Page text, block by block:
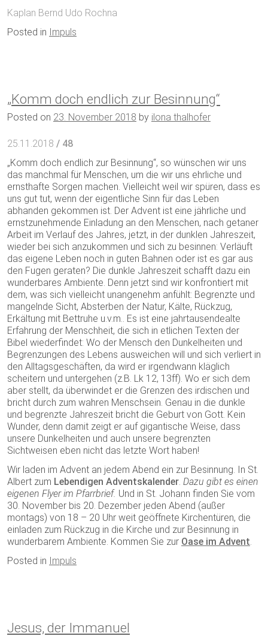
Kaplan Bernd Udo Rochna
Posted in Impuls
„Komm doch endlich zur Besinnung“
Posted on 23. November 2018 by ilona thalhofer
25.11.2018 / 48
„Komm doch endlich zur Besinnung“, so wünschen wir uns
das manchmal für Menschen, um die wir uns ehrliche und
ernsthafte Sorgen machen. Vielleicht weil wir spüren, dass es
uns gut tut, wenn der eigentliche Sinn für das Leben
abhanden gekommen ist. Der Advent ist eine jährliche und
ernstzunehmende Einladung an den Menschen, nach getaner
Arbeit im Verlauf des Jahres, jetzt, in der dunklen Jahreszeit,
wieder bei sich anzukommen und sich zu besinnen: Verläuft
das eigene Leben noch in guten Bahnen oder ist es gar aus
den Fugen geraten? Die dunkle Jahreszeit schafft dazu ein
wunderbares Ambiente. Denn jetzt sind wir konfrontiert mit
dem, was sich vielleicht unangenehm anfühlt: Begrenzte und
mangelnde Sicht, Absterben der Natur, Kälte, Rückzug,
Erkältung mit Bettruhe u.v.m.. Es ist eine jahrtausendealte
Erfahrung der Menschheit, die sich in etlichen Texten der
Bibel wiederfindet: Wo der Mensch den Dunkelheiten und
Begrenzungen des Lebens ausweichen will und sich verliert in
den Alltagsgeschäften, da wird er irgendwann kläglich
scheitern und untergehen (z.B. Lk 12, 13ff). Wo er sich dem
aber stellt, da überwindet er die Grenzen des irdischen und
bricht durch zum wahren Menschsein. Genau in die dunkle
und begrenzte Jahreszeit bricht die Geburt von Gott. Kein
Wunder, denn damit zeigt er auf gigantische Weise, dass
unsere Dunkelheiten und auch unsere begrenzten
Sichtweisen eben nicht das letzte Wort haben!
Wir laden im Advent an jedem Abend ein zur Besinnung. In St.
Albert zum Lebendigen Adventskalender. Dazu gibt es einen
eigenen Flyer im Pfarrbrief. Und in St. Johann finden Sie vom
30. November bis 20. Dezember jeden Abend (außer
montags) von 18 – 20 Uhr weit geöffnete Kirchentüren, die
einladen zum Rückzug in die Kirche und zur Besinnung in
wunderbarem Ambiente. Kommen Sie zur Oase im Advent.
Posted in Impuls
Jesus, der Immanuel